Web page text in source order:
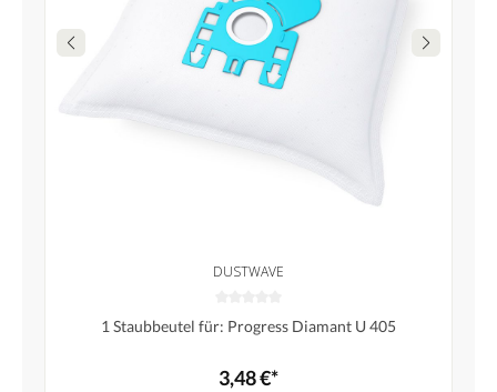
DUSTWAVE
1 Staubbeutel für: Progress Diamant U 405
3,48 €*